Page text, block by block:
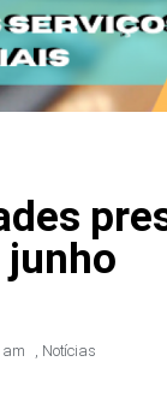
junho
am Notícias